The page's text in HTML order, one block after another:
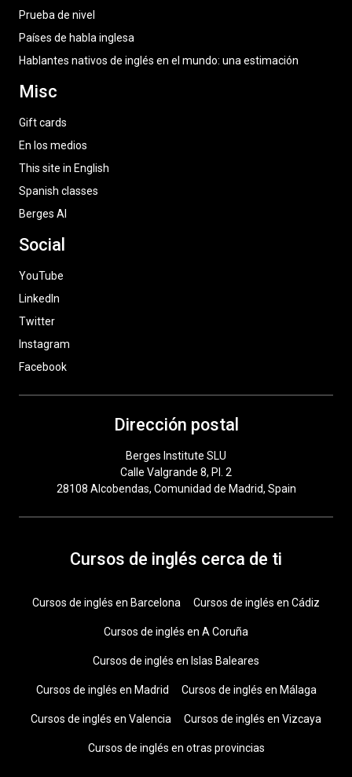
Prueba de nivel
Países de habla inglesa
Hablantes nativos de inglés en el mundo: una estimación
Misc
Gift cards
En los medios
This site in English
Spanish classes
Berges AI
Social
YouTube
LinkedIn
Twitter
Instagram
Facebook
Dirección postal
Berges Institute SLU
Calle Valgrande 8, Pl. 2
28108 Alcobendas, Comunidad de Madrid, Spain
Cursos de inglés cerca de ti
Cursos de inglés en Barcelona Cursos de inglés en Cádiz
Cursos de inglés en A Coruña
Cursos de inglés en Islas Baleares
Cursos de inglés en Madrid Cursos de inglés en Málaga
Cursos de inglés en Valencia Cursos de inglés en Vizcaya
Cursos de inglés en otras provincias